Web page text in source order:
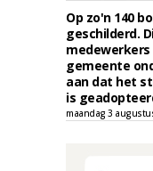
Op zo'n 140
geschilderd.
gemeente
aan dat het
is
maandag 3